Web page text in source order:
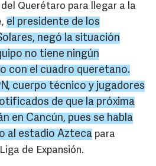
Querétaro para llegar a la
el presidente de los
negó la situación
no tiene ningún
con el cuadro queretano.
, cuerpo técnico y jugadores
de que la próxima
en Cancún, pues se habla
al estadio Azteca para
de Expansión.